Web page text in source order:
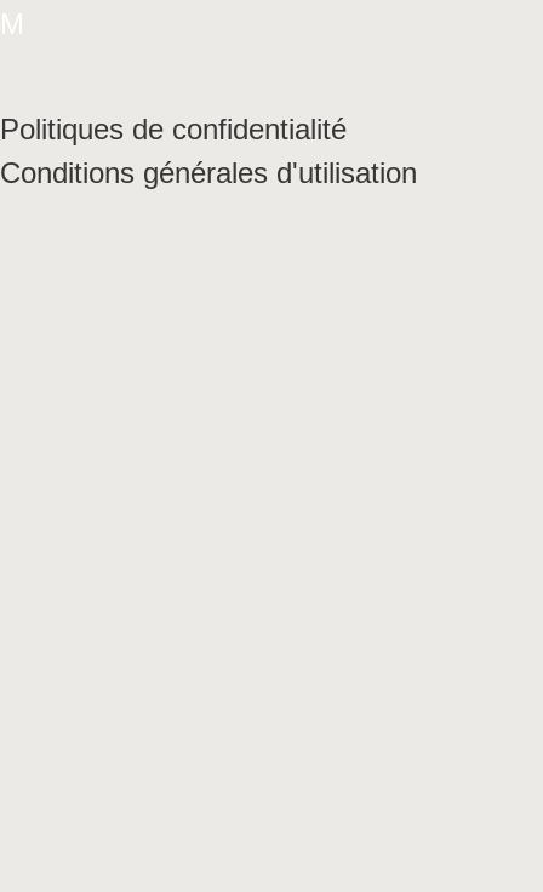
M
Politiques de confidentialité
Conditions générales d'utilisation